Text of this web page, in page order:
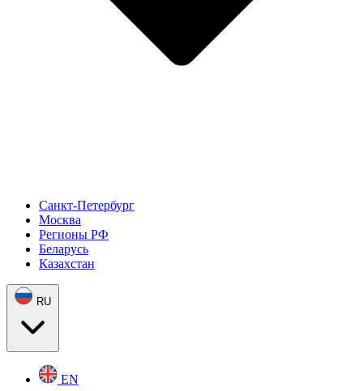
Санкт-Петербург
Москва
Регионы РФ
Беларусь
Казахстан
RU
EN